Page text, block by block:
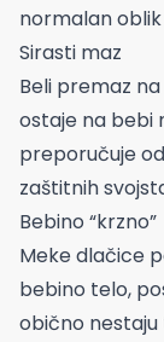
normalan
Sirasti maz
Beli premaz
ostaje na bebi
preporučuje
zaštitnih
Bebino “krzno”
Meke dlačice
bebino telo,
obično nestaju